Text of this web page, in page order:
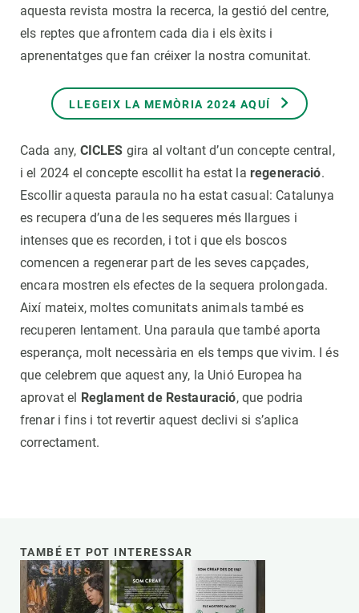
aquesta revista mostra la recerca, la gestió del centre,
els reptes que afrontem cada dia i els èxits i
aprenentatges que fan créixer la nostra comunitat.
LLEGEIX LA MEMÒRIA 2024 AQUÍ
Cada any, CICLES gira al voltant d’un concepte central,
i el 2024 el concepte escollit ha estat la regeneració.
Escollir aquesta paraula no ha estat casual: Catalunya
es recupera d’una de les sequeres més llargues i
intenses que es recorden, i tot i que els boscos
comencen a regenerar part de les seves capçades,
encara mostren els efectes de la sequera prolongada.
Així mateix, moltes comunitats animals també es
recuperen lentament. Una paraula que també aporta
esperança, molt necessària en els temps que vivim. I és
que celebrem que aquest any, la Unió Europea ha
aprovat el
Reglament de Restauració, que podria
frenar i fins i tot revertir aquest declivi si s’aplica
correctament.
TAMBÉ ET POT INTERESSAR